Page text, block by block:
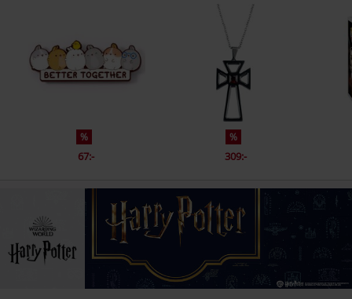
%
67:-
%
309:-